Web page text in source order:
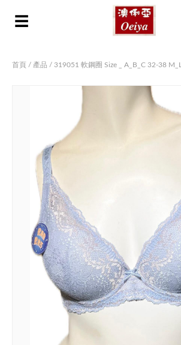
☰
首頁 / 產品 / 319051 軟鋼圈 Size _ A_B_C 32-38 M_L